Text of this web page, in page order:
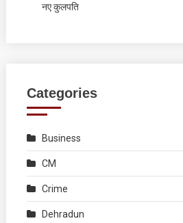
नए कुलपति
Categories
Business
CM
Crime
Dehradun